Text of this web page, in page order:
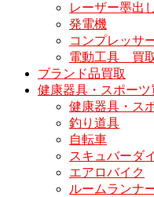
レーザー墨出
発電機
コンプレッサ
電動工具 買
ブランド品買取
健康器具・スポーツ
健康器具・ス
釣り道具
自転車
スキュバーダ
エアロバイク
ルームランナ